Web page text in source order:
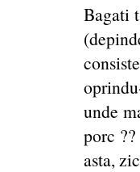
Bagati
unde
porc
asta,